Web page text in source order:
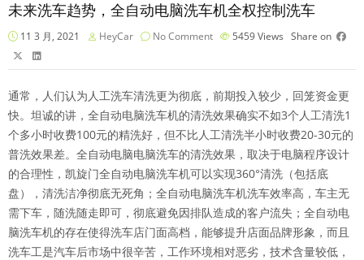
未来洗车趋势，全自动电脑洗车机全权控制洗车
11 3 月, 2021 HeyCar No Comment 5459Views Share on
通常，人们认为人工洗车清洗更为彻底，前期投入较少，回笼资金更
快。坦诚的讲， 全自动电脑洗车机的清洗效果确实不如3个人工清洗1
个多小时收费100元的精洗好，但不比人工清洗半小时收费20-30元的
普洗效果差。全自动电脑电脑洗车的清洗效果，取决于电脑程序设计
的合理性， 凯旋门全自动电脑洗车机可以实现360°清洗（包括底
盘），清洗洁净彻底无死角；全自动电脑洗车机洗车效率高，车主无
需下车，随洗随走即可，彻底避免因排队造成的客户流失；全自动电
脑洗车机的存在使得洗车店门面高档，能够提升店面品牌形象，而且
洗车工是汽车后市场中很辛苦，工作环境相对恶劣，技术含量较低，